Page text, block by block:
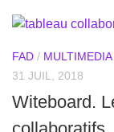
FAD / MULTIMEDIA
31 JUIL, 2018
Witeboard.